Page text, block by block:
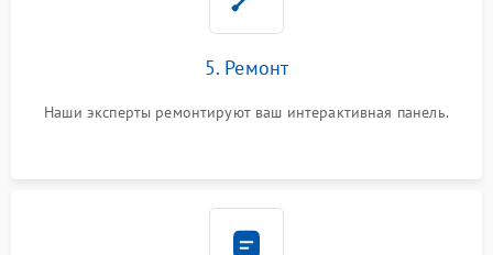
5. Ремонт
Наши эксперты ремонтируют ваш интерактивная панель.